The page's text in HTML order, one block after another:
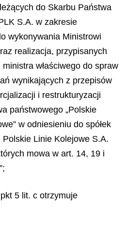
do Skarbu Państwa
S.A. w zakresie
wykonywania Ministrowi
realizacja, przypisanych
właściwego do spraw
wynikających z przepisów
i restrukturyzacji
państwowego „Polskie
w odniesieniu do spółek
Polskie Linie Kolejowe S.A.
mowa w art. 14, 19 i
5 lit. c otrzymuje